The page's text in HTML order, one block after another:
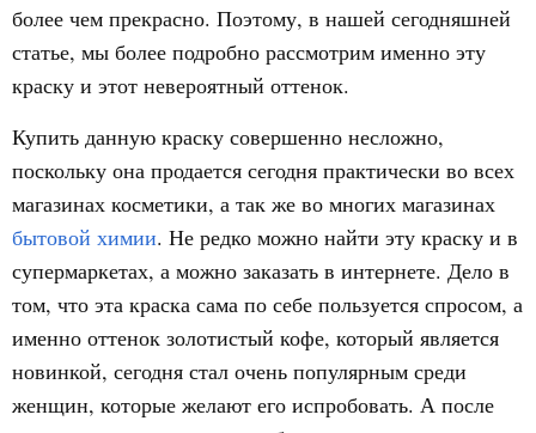
более чем прекрасно. Поэтому, в нашей сегодняшней
статье, мы более подробно рассмотрим именно эту
краску и этот невероятный оттенок.
Купить данную краску совершенно несложно,
поскольку она продается сегодня практически во всех
магазинах косметики, а так же во многих магазинах
бытовой химии. Не редко можно найти эту краску и в
супермаркетах, а можно заказать в интернете. Дело в
том, что эта краска сама по себе пользуется спросом, а
именно оттенок золотистый кофе, который является
новинкой, сегодня стал очень популярным среди
женщин, которые желают его испробовать. А после